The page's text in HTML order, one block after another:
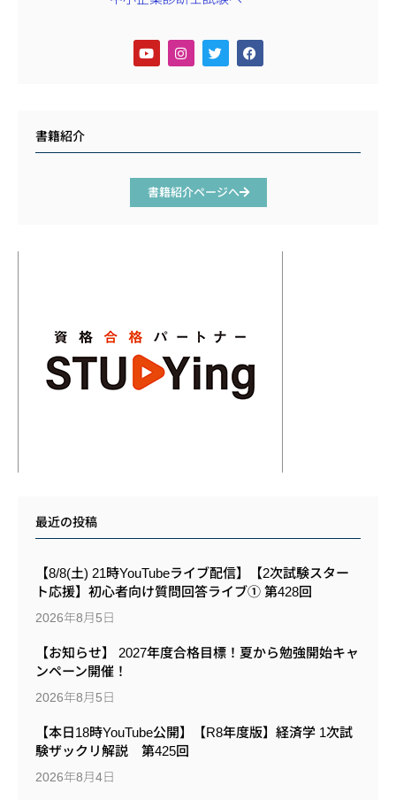
書籍紹介
書籍紹介ページへ
最近の投稿
【8/8(土) 21時YouTubeライブ配信】【2次試験スター
ト応援】初心者向け質問回答ライブ① 第428回
2026年8月5日
【お知らせ】 2027年度合格目標！夏から勉強開始キャ
ンペーン開催！
2026年8月5日
【本日18時YouTube公開】【R8年度版】経済学 1次試
験ザックリ解説 第425回
2026年8月4日